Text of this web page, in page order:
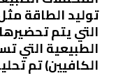
توليد الطاقة
التي يتم
الطبيعية التي
الكافيين) تم